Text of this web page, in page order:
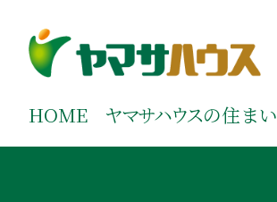
ご覧ください。
HOME ヤマサハウスの住まい